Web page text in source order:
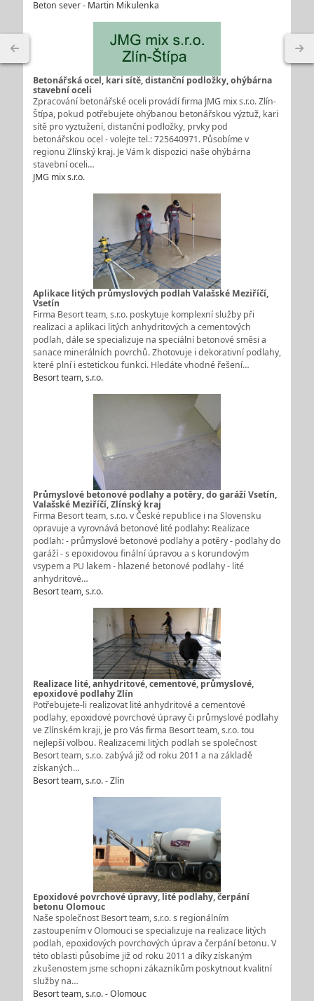
Beton sever - Martin Mikulenka
Betonářská ocel, kari sítě, distanční podložky, ohýbárna
stavební oceli
Zpracování betonářské oceli provádí firma JMG mix s.r.o. Zlín-
Štípa, pokud potřebujete ohýbanou betonářskou výztuž, kari
sítě pro vyztužení, distanční podložky, prvky pod
betonářskou ocel - volejte tel.: 725640971. Působíme v
regionu Zlínský kraj. Je Vám k dispozici naše ohýbárna
stavební oceli…
JMG mix s.r.o.
Aplikace litých průmyslových podlah Valašské Meziříčí,
Vsetín
Firma Besort team, s.r.o. poskytuje komplexní služby při
realizaci a aplikaci litých anhydritových a cementových
podlah, dále se specializuje na speciální betonové směsi a
sanace minerálních povrchů. Zhotovuje i dekorativní podlahy,
které plní i estetickou funkci. Hledáte vhodné řešení…
Besort team, s.r.o.
Průmyslové betonové podlahy a potěry, do garáží Vsetín,
Valašské Meziříčí, Zlínský kraj
Firma Besort team, s.r.o. v České republice i na Slovensku
opravuje a vyrovnává betonové lité podlahy: Realizace
podlah: - průmyslové betonové podlahy a potěry - podlahy do
garáží - s epoxidovou finální úpravou a s korundovým
vsypem a PU lakem - hlazené betonové podlahy - lité
anhydritové…
Besort team, s.r.o.
Realizace lité, anhydritové, cementové, průmyslové,
epoxidové podlahy Zlín
Potřebujete-li realizovat lité anhydritové a cementové
podlahy, epoxidové povrchové úpravy či průmyslové podlahy
ve Zlínském kraji, je pro Vás firma Besort team, s.r.o. tou
nejlepší volbou. Realizacemi litých podlah se společnost
Besort team, s.r.o. zabývá již od roku 2011 a na základě
získaných…
Besort team, s.r.o. - Zlín
Epoxidové povrchové úpravy, lité podlahy, čerpání
betonu Olomouc
Naše společnost Besort team, s.r.o. s regionálním
zastoupením v Olomouci se specializuje na realizace litých
podlah, epoxidových povrchových úprav a čerpání betonu. V
této oblasti působíme již od roku 2011 a díky získaným
zkušenostem jsme schopni zákazníkům poskytnout kvalitní
služby na…
Besort team, s.r.o. - Olomouc